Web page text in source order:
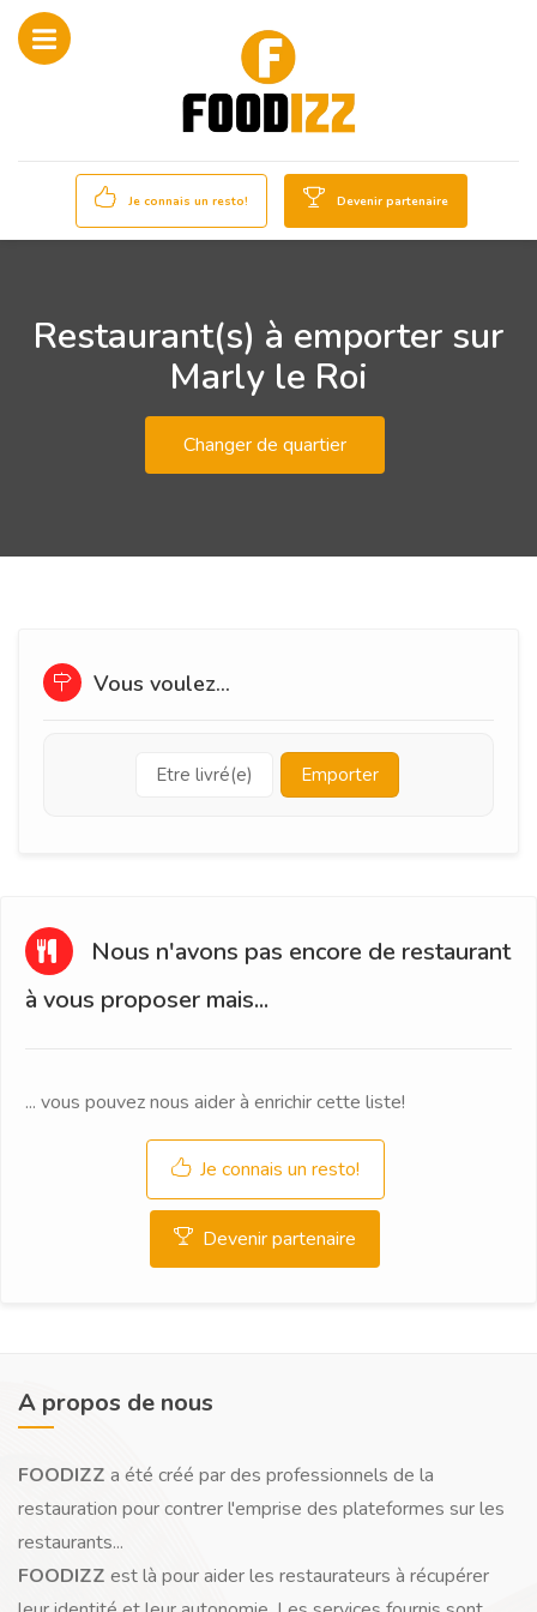
Je connais un resto! Devenir partenaire
Restaurant(s) à emporter sur
Marly le Roi
Changer de quartier
Vous voulez...
Etre livré(e) Emporter
Nous n'avons pas encore de restaurant
à vous proposer mais...
... vous pouvez nous aider à enrichir cette liste!
Je connais un resto!
Devenir partenaire
A propos de nous
FOODIZZ a été créé par des professionnels de la
restauration pour contrer l'emprise des plateformes sur les
restaurants...
FOODIZZ est là pour aider les restaurateurs à récupérer